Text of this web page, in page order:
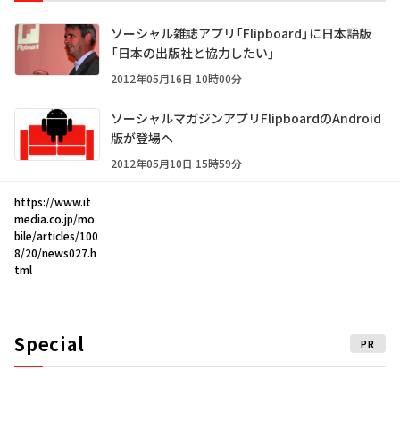
ソーシャル雑誌アプリ「Flipboard」に日本語版
「日本の出版社と協力したい」
2012年05月16日 10時00分
ソーシャルマガジンアプリFlipboardのAndroid
版が登場へ
2012年05月10日 15時59分
https://www.it
media.co.jp/mo
bile/articles/100
8/20/news027.h
tml
Special PR